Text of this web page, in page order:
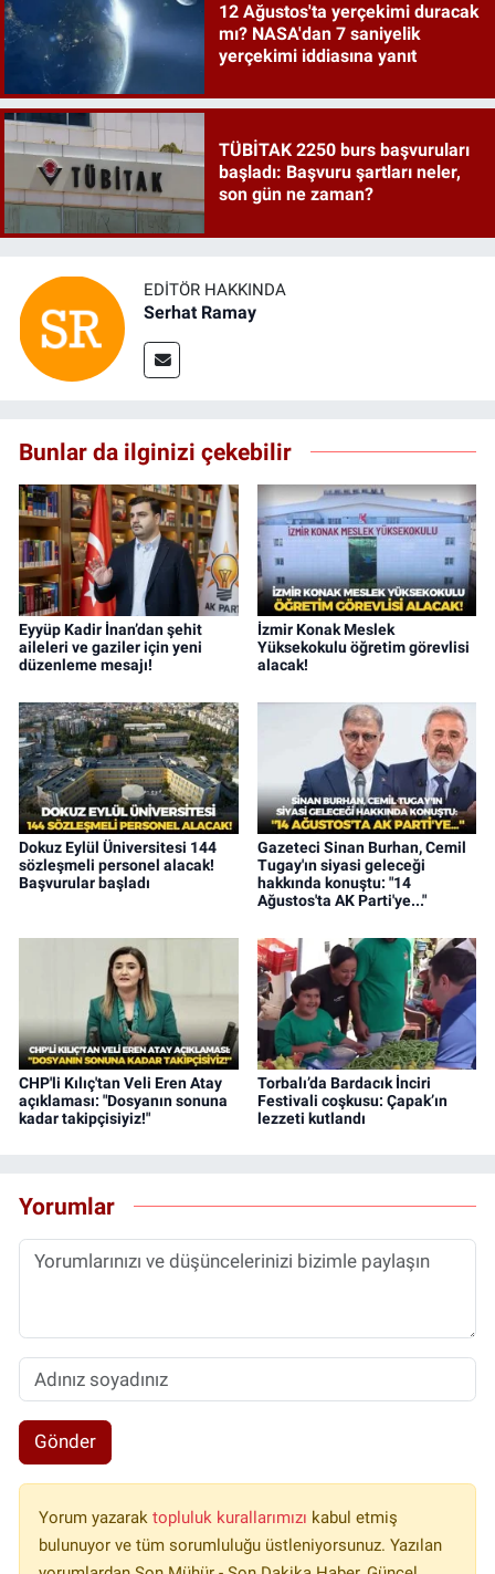
12 Ağustos'ta yerçekimi duracak
mı? NASA'dan 7 saniyelik
yerçekimi iddiasına yanıt
TÜBİTAK 2250 burs başvuruları
başladı: Başvuru şartları neler,
son gün ne zaman?
EDITÖR HAKKINDA
Serhat Ramay
Bunlar da ilginizi çekebilir
Eyyüp Kadir İnan’dan şehit
aileleri ve gaziler için yeni
düzenleme mesajı!
İzmir Konak Meslek
Yüksekokulu öğretim görevlisi
alacak!
Dokuz Eylül Üniversitesi 144
sözleşmeli personel alacak!
Başvurular başladı
Gazeteci Sinan Burhan, Cemil
Tugay'ın siyasi geleceği
hakkında konuştu: "14
Ağustos'ta AK Parti'ye..."
CHP'li Kılıç'tan Veli Eren Atay
açıklaması: "Dosyanın sonuna
kadar takipçisiyiz!"
Torbalı’da Bardacık İnciri
Festivali coşkusu: Çapak’ın
lezzeti kutlandı
Yorumlar
Gönder
Yorum yazarak topluluk kurallarımızı kabul etmiş
bulunuyor ve tüm sorumluluğu üstleniyorsunuz. Yazılan